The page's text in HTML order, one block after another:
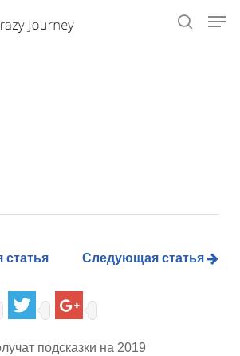
Следующая статья
подсказки на 2019